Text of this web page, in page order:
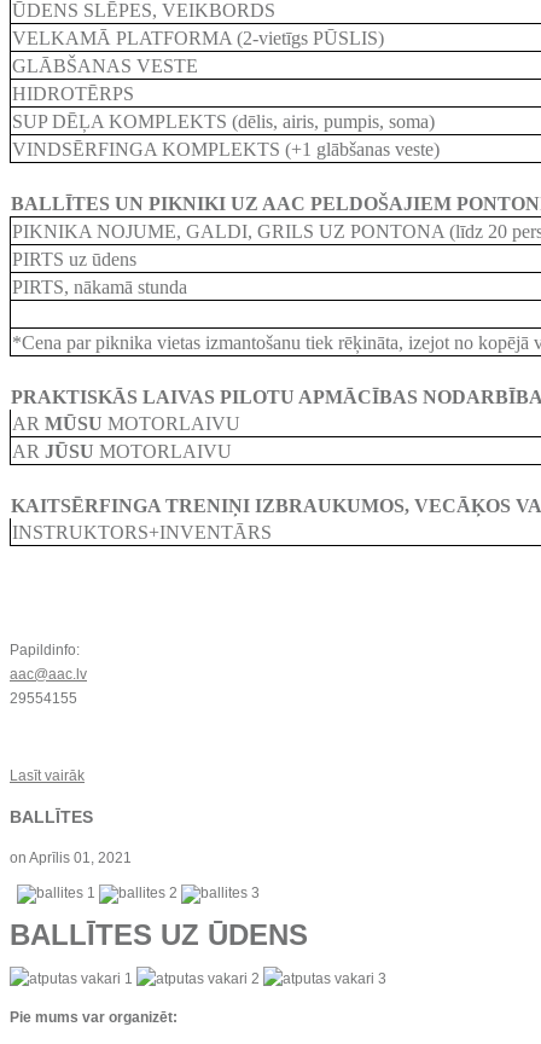
ŪDENS SLĒPES, VEIKBORDS
VELKAMĀ PLATFORMA (2-vietīgs PŪSLIS)
GLĀBŠANAS VESTE
HIDROTĒRPS
SUP DĒĻA KOMPLEKTS (dēlis, airis, pumpis, soma)
VINDSĒRFINGA KOMPLEKTS (+1 glābšanas veste)
BALLĪTES UN PIKNIKI UZ AAC PELDOŠAJIEM
PIKNIKA NOJUME, GALDI, GRILS UZ PONTONA (līdz 20
PIRTS uz ūdens
PIRTS, nākamā stunda
*Cena par piknika vietas izmantošanu tiek rēķināta, izejot no kopējā
PRAKTISKĀS LAIVAS PILOTU APMĀCĪBAS
AR MŪSU MOTORLAIVU
AR JŪSU MOTORLAIVU
KAITSĒRFINGA TRENIŅI IZBRAUKUMOS, VECĀĶOS
INSTRUKTORS+INVENTĀRS
Papildinfo:
aac@aac.lv
29554155
Lasīt vairāk
BALLĪTES
on Aprīlis 01, 2021
BALLĪTES UZ ŪDENS
Pie mums var organizēt: